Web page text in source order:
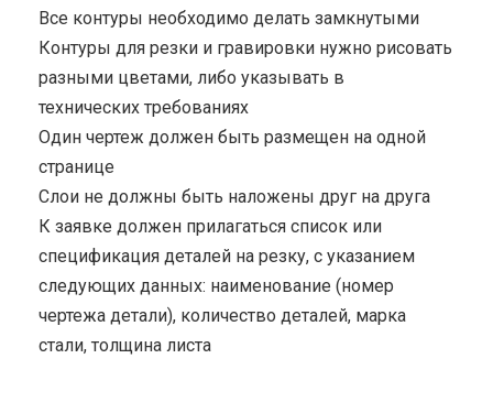
Все контуры необходимо делать замкнутыми
Контуры для резки и гравировки нужно рисовать
разными цветами, либо указывать в
технических требованиях
Один чертеж должен быть размещен на одной
странице
Cлои не должны быть наложены друг на друга
К заявке должен прилагаться список или
спецификация деталей на резку, с указанием
следующих данных: наименование (номер
чертежа детали), количество деталей, марка
стали, толщина листа